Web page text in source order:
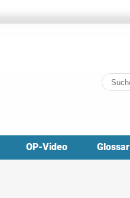
Suche
nach:
OP-Video Glossar